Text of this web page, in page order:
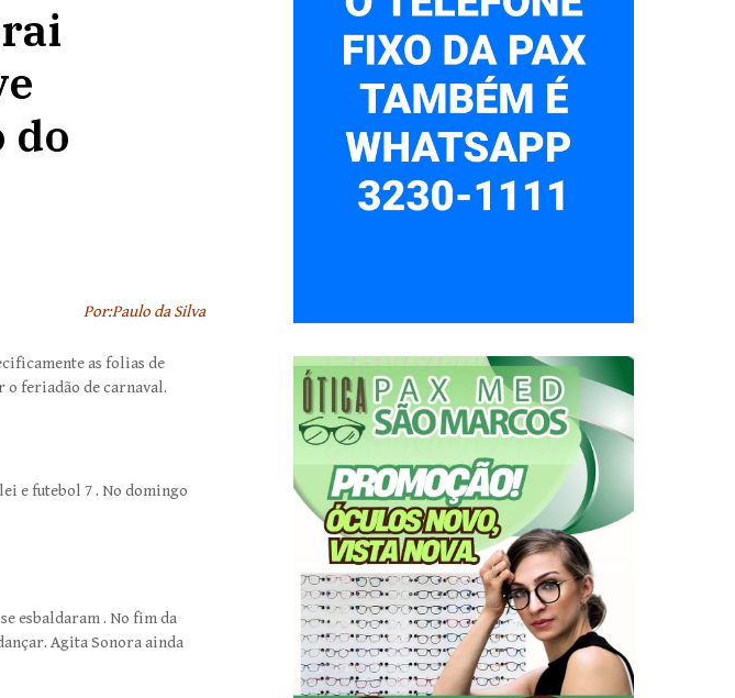
do
Por:Paulo da Silva
as folias de
o feriadão de carnaval.
e futebol 7 . No domingo
esbaldaram . No fim da
Agita Sonora ainda